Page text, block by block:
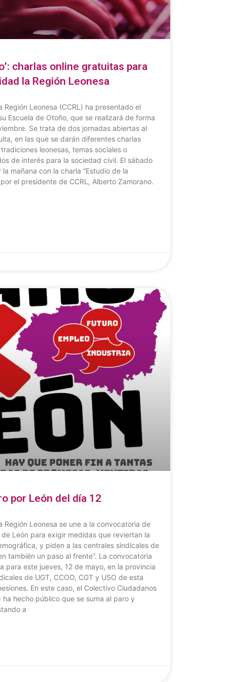
charlas online gratuitas para
la Región Leonesa
Región Leonesa (CCRL) ha presentado el
Escuela de Otoño, que se realizará de forma
Se trata de dos jornadas abiertas al
en las que se darán diferentes charlas
leonesas, temas sociales o
de interés para la sociedad civil. El sábado
mañana con la charla “Estudio de la
el presidente de CCRL, Alberto Zamorano.
por León del día 12
Región Leonesa se une a la convocatoria de
León para exigir medidas que reviertan la
y piden a las centrales sindicales de
también un paso al frente”. La convocatoria
para este jueves, 12 de mayo, en la provincia
de UGT, CCOO, CGT y USO de esta
En este caso, el Colectivo Ciudadanos
ha hecho público que se suma al paro y
a